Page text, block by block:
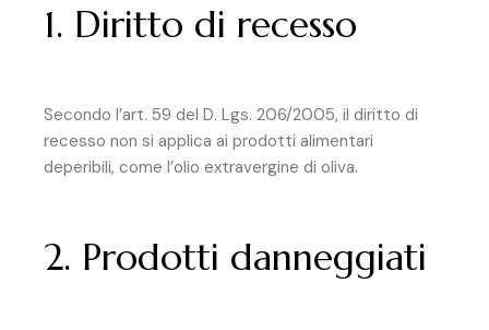
1. Diritto di recesso
Secondo l’art. 59 del D. Lgs. 206/2005, il diritto di
recesso non si applica ai prodotti alimentari
deperibili, come l’olio extravergine di oliva.
2. Prodotti danneggiati